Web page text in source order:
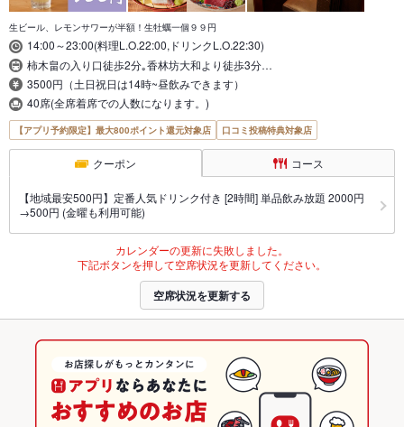
生ビール、レモンサワーが半額！生牡蠣一個９９円
14:00～23:00(料理L.O.22:00,ドリンクL.O.22:30)
柿木畠の入り口徒歩2分｡香林坊大和より徒歩3分…
3500円（土日祝日は14時~昼飲みできます）
40席(全席着席での人数になります。)
【アプリ予約限定】最大800ポイント還元対象店 口コミ投稿特典対象店
クーポン コース
【地域最安500円】定番人気ドリンク付き [2時間] 単品飲み放題 2000円
→500円 (金曜も利用可能)
カレンダーの更新に失敗しました。
下記ボタンを押して空席状況を更新してください。
空席状況を更新する